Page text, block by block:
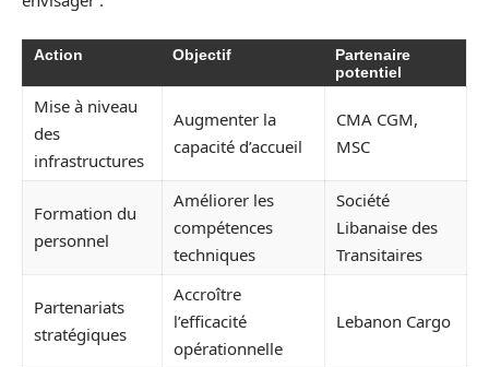
Action Objectif
Partenaire
potentiel
Mise à niveau
des
infrastructures
Augmenter la
capacité d’accueil
CMA CGM,
MSC
Formation du
personnel
Améliorer les
compétences
techniques
Société
Libanaise des
Transitaires
Partenariats
stratégiques
Accroître
l’efficacité
opérationnelle
Lebanon Cargo